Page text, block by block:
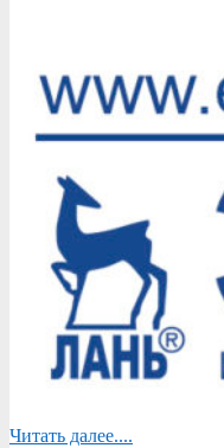
Читать далее....